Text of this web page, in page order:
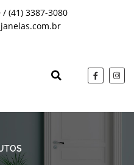
/ (41) 3387-3080
F
a
c
o
I
n
s
g